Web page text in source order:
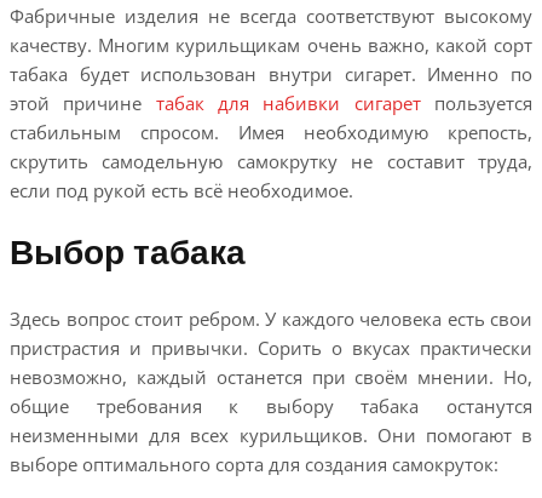
Фабричные изделия не всегда соответствуют высокому
качеству. Многим курильщикам очень важно, какой сорт
табака будет использован внутри сигарет. Именно по
этой причине табак для набивки сигаретпользуется
стабильным спросом. Имея необходимую крепость,
скрутить самодельную самокрутку не составит труда,
если под рукой есть всё необходимое.
Выбор табака
Здесь вопрос стоит ребром. У каждого человека есть свои
пристрастия и привычки. Сорить о вкусах практически
невозможно, каждый останется при своём мнении. Но,
общие требования к выбору табака останутся
неизменными для всех курильщиков. Они помогают в
выборе оптимального сорта для создания самокруток: